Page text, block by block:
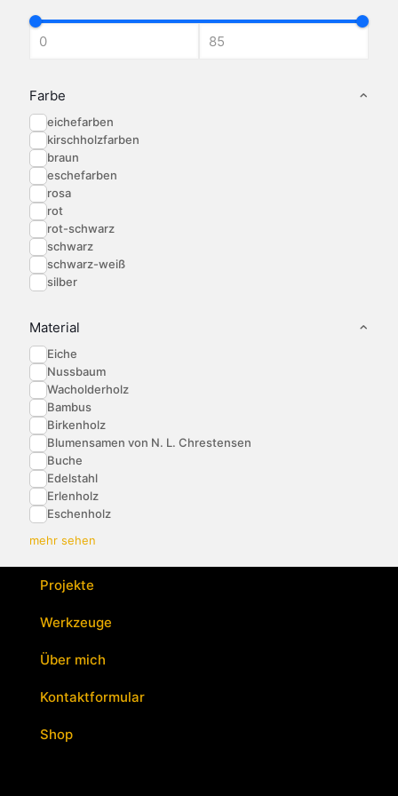
Farbe
eichefarben
kirschholzfarben
braun
eschefarben
rosa
rot
rot-schwarz
schwarz
schwarz-weiß
silber
Material
Eiche
Nussbaum
Wacholderholz
Bambus
Birkenholz
Blumensamen von N. L. Chrestensen
Buche
Edelstahl
Erlenholz
Eschenholz
mehr sehen
auf
der
werden
auf
können
Projekte
Werkzeuge
Über mich
Kontaktformular
Shop